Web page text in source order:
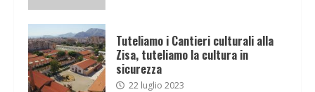
Tuteliamo i Cantieri culturali alla
Zisa, tuteliamo la cultura in
sicurezza
22 luglio 2023